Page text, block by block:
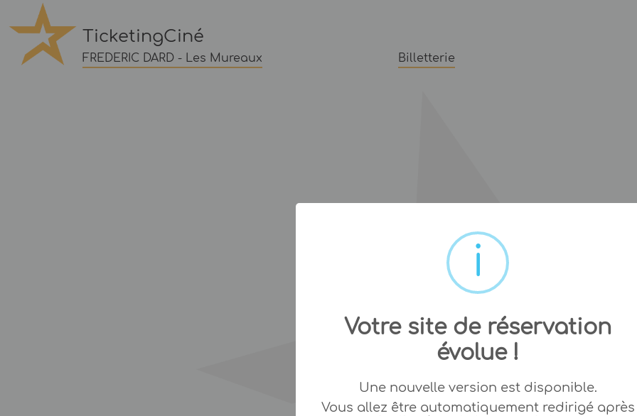
TicketingCiné
FREDERIC DARD - Les Mureaux Billetterie
Votre site de réservation
évolue !
Une nouvelle version est disponible.
Vous allez être automatiquement redirigé après